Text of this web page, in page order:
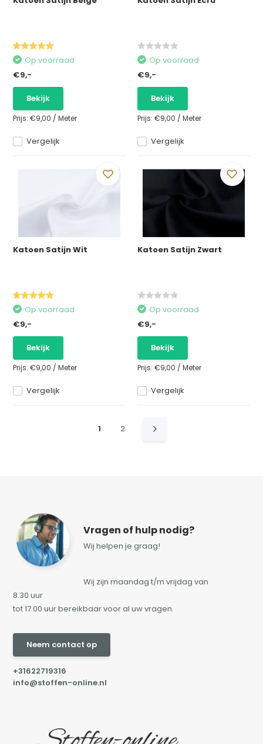
Vergelijk
Op voorraad
€9,-
Bekijk
Prijs:€9,00 /Meter
Vergelijk
Op voorraad
€9,-
Bekijk
Prijs: €9,00 / Meter
Katoen Satijn Wit
Vergelijk
Op voorraad
€9,-
Bekijk
Prijs:€9,00 /Meter
Katoen Satijn Zwart
Vergelijk
Op voorraad
€9,-
Bekijk
Prijs: €9,00 / Meter
1 2
Vragen of hulp nodig?
Wij helpen je graag!
Wij zijn maandag t/m vrijdag van
8.30 uur
tot 17.00 uur bereikbaar voor al uw vragen.
Neem contact op
+31622719316
info@stoffen-online.nl